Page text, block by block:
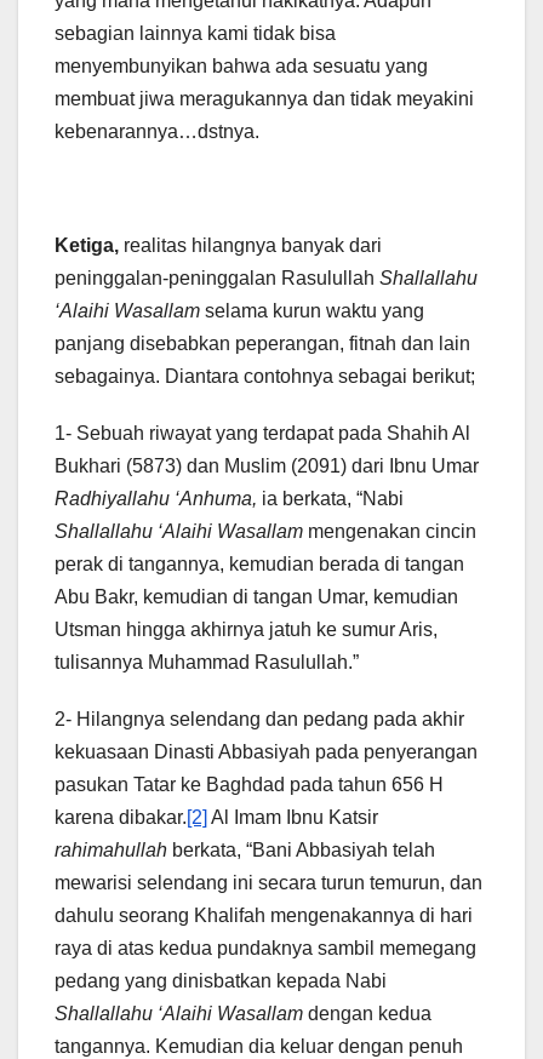
sebagian lainnya kami tidak bisa
menyembunyikan bahwa ada sesuatu yang
membuat jiwa meragukannya dan tidak meyakini
kebenarannya…dstnya.
Ketiga, realitas hilangnya banyak dari
peninggalan-peninggalan Rasulullah Shallallahu
‘Alaihi Wasallam selama kurun waktu yang
panjang disebabkan peperangan, fitnah dan lain
sebagainya. Diantara contohnya sebagai berikut;
1- Sebuah riwayat yang terdapat pada Shahih Al
Bukhari (5873) dan Muslim (2091) dari Ibnu Umar
Radhiyallahu ‘Anhuma, ia berkata, “Nabi
Shallallahu ‘Alaihi Wasallam mengenakan cincin
perak di tangannya, kemudian berada di tangan
Abu Bakr, kemudian di tangan Umar, kemudian
Utsman hingga akhirnya jatuh ke sumur Aris,
tulisannya Muhammad Rasulullah.”
2- Hilangnya selendang dan pedang pada akhir
kekuasaan Dinasti Abbasiyah pada penyerangan
pasukan Tatar ke Baghdad pada tahun 656 H
karena dibakar.[2] Al Imam Ibnu Katsir
rahimahullah berkata, “Bani Abbasiyah telah
mewarisi selendang ini secara turun temurun, dan
dahulu seorang Khalifah mengenakannya di hari
raya di atas kedua pundaknya sambil memegang
pedang yang dinisbatkan kepada Nabi
Shallallahu ‘Alaihi Wasallam dengan kedua
tangannya. Kemudian dia keluar dengan penuh